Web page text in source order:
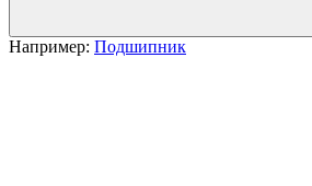
Например: Подшипник